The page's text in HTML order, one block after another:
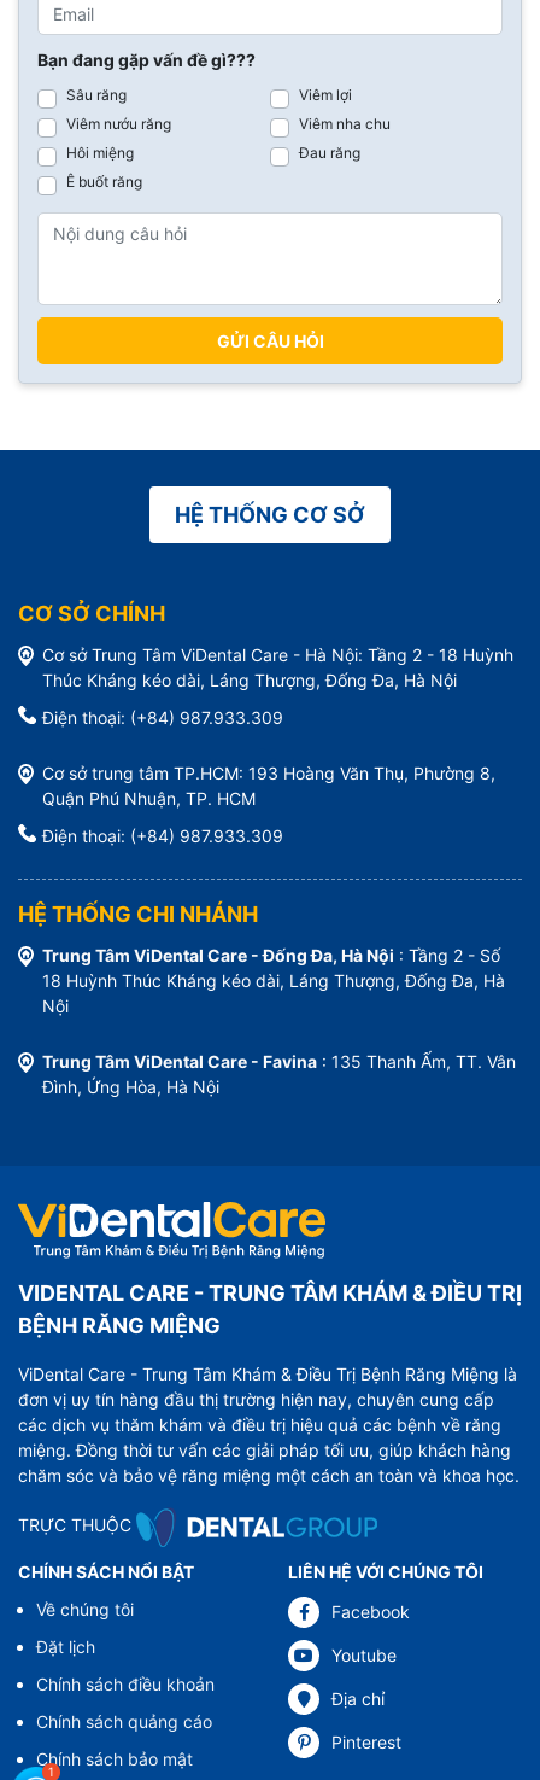
Bạn đang gặp vấn đề gì???
Sâu răng
Viêm lợi
Viêm nướu răng
Viêm nha chu
Hôi miệng
Đau răng
Ê buốt răng
GỬI CÂU HỎI
HỆ THỐNG CƠ SỞ
CƠ SỞ CHÍNH
Cơ sở Trung Tâm ViDental Care - Hà Nội: Tầng 2 - 18 Huỳnh
Thúc Kháng kéo dài, Láng Thượng, Đống Đa, Hà Nội
Điện thoại: (+84) 987.933.309
Cơ sở trung tâm TP.HCM: 193 Hoàng Văn Thụ, Phường 8,
Quận Phú Nhuận, TP. HCM
Điện thoại: (+84) 987.933.309
HỆ THỐNG CHI NHÁNH
Trung Tâm ViDental Care - Đống Đa, Hà Nội : Tầng 2 - Số
18 Huỳnh Thúc Kháng kéo dài, Láng Thượng, Đống Đa, Hà
Nội
Trung Tâm ViDental Care - Favina : 135 Thanh Ấm, TT. Vân
Đình, Ứng Hòa, Hà Nội
VIDENTAL CARE - TRUNG TÂM KHÁM & ĐIỀU TRỊ
BỆNH RĂNG MIỆNG
ViDental Care - Trung Tâm Khám & Điều Trị Bệnh Răng Miệng là
đơn vị uy tín hàng đầu thị trường hiện nay, chuyên cung cấp
các dịch vụ thăm khám và điều trị hiệu quả các bệnh về răng
miệng. Đồng thời tư vấn các giải pháp tối ưu, giúp khách hàng
chăm sóc và bảo vệ răng miệng một cách an toàn và khoa học.
TRỰC THUỘC
CHÍNH SÁCH NỔI BẬT
Về chúng tôi
Đặt lịch
Chính sách điều khoản
Chính sách quảng cáo
Chính sách bảo mật
LIÊN HỆ VỚI CHÚNG TÔI
Facebook
Youtube
Địa chỉ
Pinterest